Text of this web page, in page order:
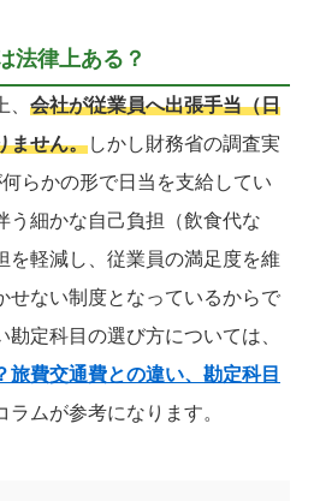
法律上ある？
会社が従業員へ出張手当（日
ません。しかし財務省の調査実
らかの形で日当を支給してい
う細かな自己負担（飲食代な
を軽減し、従業員の満足度を維
せない制度となっているからで
定科目の選び方については、
旅費交通費との違い、勘定科目
ラムが参考になります。